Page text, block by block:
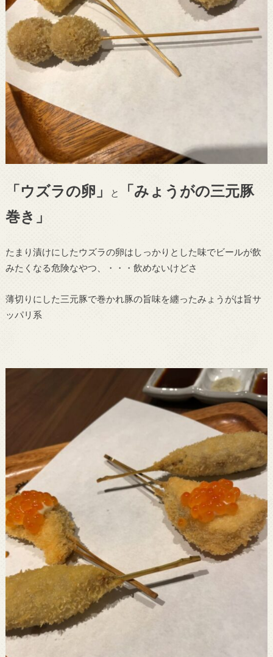
「ウズラの卵」 と
「みょうがの三元豚
巻き」
たまり漬けにしたウズラの卵はしっかりとした味でビールが飲
みたくなる危険なやつ、・・・飲めないけどさ
薄切りにした三元豚で巻かれ豚の旨味を纏ったみょうがは旨サ
ッパリ系